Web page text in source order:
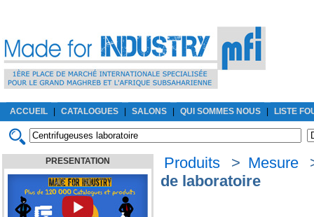
ACCUEIL CATALOGUES SALONS QUI SOMMES NOUS LISTE
PRESENTATION Produits > Mesure
de laboratoire